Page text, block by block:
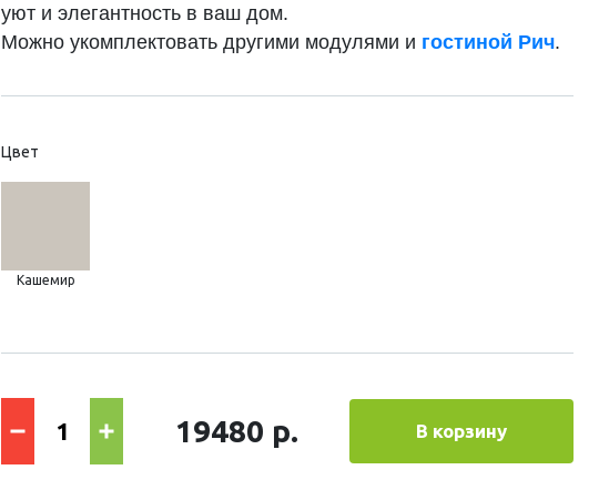
уют и элегантность в ваш дом.
Можно укомплектовать другими модулями и гостиной Рич.
Цвет
Кашемир
19480 р. В корзину